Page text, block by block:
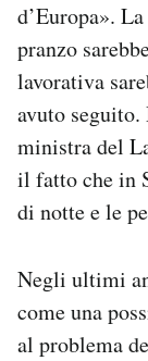
d’Europa».
pranzo
lavorativa
avuto
ministra del
il fatto che in
di notte e le
Negli ultimi
come una
al problema